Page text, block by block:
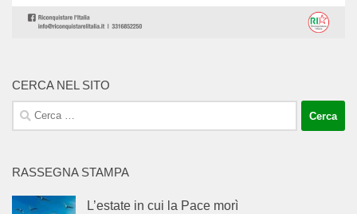
CERCA NEL SITO
Ricerca
per:
RASSEGNA STAMPA
L’estate in cui la Pace morì